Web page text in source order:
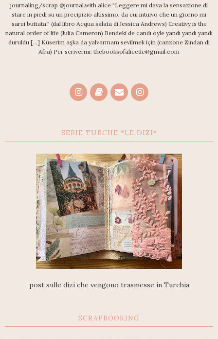
journaling/scrap @journal.with.alice "Leggere mi dava la sensazione di
stare in piedi su un precipizio altissimo, da cui intuivo che un giorno mi
sarei buttata." (dal libro Acqua salata di Jessica Andrews) Creativy is the
natural order of life (Julia Cameron) Bendeki de candı öyle yandı yandı yandı
duruldu [...] Küserim aşka da yalvarmam sevilmek için (canzone Zindan di
Afra) Per scrivermi: thebooksofalicedc@gmail.com
SERIE TURCHE *LE DIZI*
post sulle dizi che vengono trasmesse in Turchia
SCRAPBOOKING